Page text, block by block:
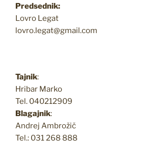
Predsednik:
Lovro Legat
lovro.legat@gmail.com
Tajnik:
Hribar Marko
Tel. 040212909
Blagajnik:
Andrej Ambrožič
Tel.: 031 268 888